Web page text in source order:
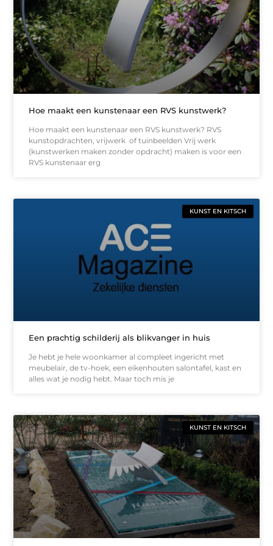
Hoe maakt een kunstenaar een RVS kunstwerk?
Hoe maakt een kunstenaar een RVS kunstwerk? RVS
kunstopdrachten, vrijwerk of tuinbeelden Vrij werk
(kunstwerken maken zonder opdracht) maken is voor een
RVS kunstenaar erg
KUNST EN KITSCH
Een prachtig schilderij als blikvanger in huis
Je hebt je hele woonkamer al compleet ingericht met
meubelair, de tv-hoek, een eikenhouten salontafel, kast en
alles wat je nodig hebt. Maar toch mis je
KUNST EN KITSCH